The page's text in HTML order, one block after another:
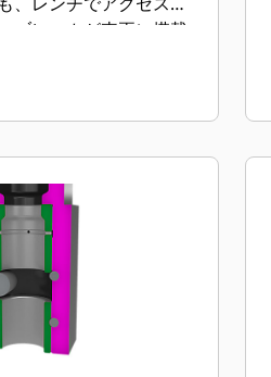
ブレーカが車両に搭載
可能であるため、ブレ